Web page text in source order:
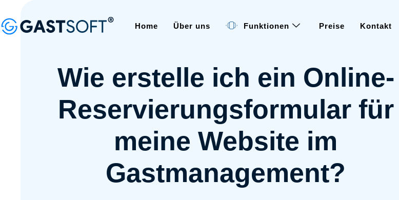
Home Über uns Funktionen Preise Kontakt
Wie erstelle ich ein Online-
Reservierungsformular für
meine Website im
Gastmanagement?